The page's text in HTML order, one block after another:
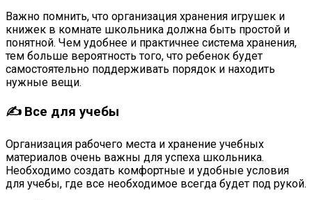
Важно помнить, что организация хранения игрушек и
книжек в комнате школьника должна быть простой и
понятной. Чем удобнее и практичнее система хранения,
тем больше вероятность того, что ребенок будет
самостоятельно поддерживать порядок и находить
нужные вещи.
✍ Все для учебы
Организация рабочего места и хранение учебных
материалов очень важны для успеха школьника.
Необходимо создать комфортные и удобные условия
для учебы, где все необходимое всегда будет под рукой.